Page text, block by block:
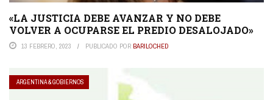
«LA JUSTICIA DEBE AVANZAR Y NO DEBE
VOLVER A OCUPARSE EL PREDIO DESALOJADO»
13 FEBRERO, 2023 PUBLICADO POR BARILOCHED
ARGENTINA & GOBIERNOS